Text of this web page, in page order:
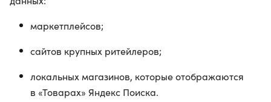
маркетплейсов;
сайтов крупных ритейлеров;
локальных магазинов, которые отображаются
в «Товарах» Яндекс Поиска.